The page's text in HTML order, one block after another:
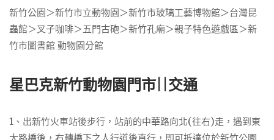
新竹公園＞新竹市立動物園＞新竹市玻璃工藝博物館＞台灣昆
蟲館＞叉子咖啡＞五門古砲＞新竹孔廟＞親子特色遊戲區＞新
竹市圖書館 動物園分館
星巴克新竹動物園門市||交通
1、出新竹火車站後步行，站前的中華路向北(往右)走，遇到東